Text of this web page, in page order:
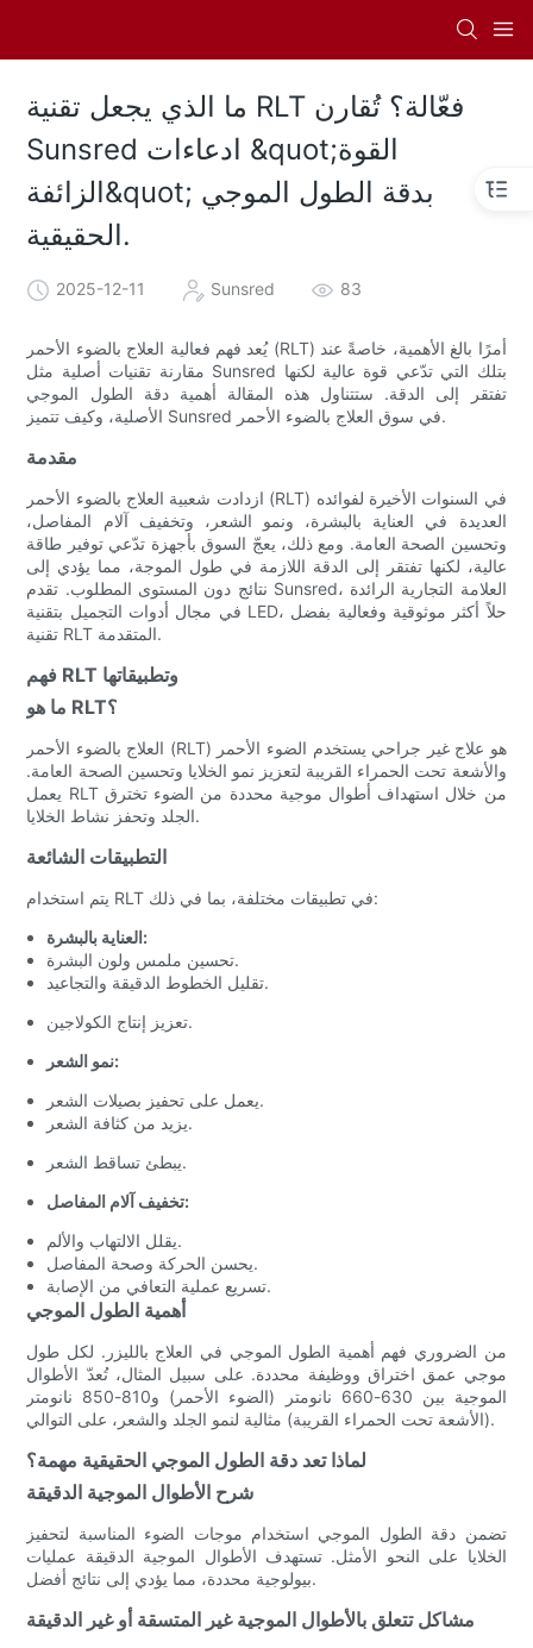
ما الذي يجعل تقنية RLT فعّالة؟ تُقارن
Sunsred ادعاءات &quot;القوة
الزائفة&quot; بدقة الطول الموجي
الحقيقية.
2025-12-11 Sunsred 83
يُعد فهم فعالية العلاج بالضوء الأحمر (RLT) أمرًا بالغ الأهمية، خاصةً عند
مقارنة تقنيات أصلية مثل Sunsred بتلك التي تدّعي قوة عالية لكنها
تفتقر إلى الدقة. ستتناول هذه المقالة أهمية دقة الطول الموجي
الأصلية، وكيف تتميز Sunsred في سوق العلاج بالضوء الأحمر.
مقدمة
ازدادت شعبية العلاج بالضوء الأحمر (RLT) في السنوات الأخيرة لفوائده
العديدة في العناية بالبشرة، ونمو الشعر، وتخفيف آلام المفاصل،
وتحسين الصحة العامة. ومع ذلك، يعجّ السوق بأجهزة تدّعي توفير طاقة
عالية، لكنها تفتقر إلى الدقة اللازمة في طول الموجة، مما يؤدي إلى
نتائج دون المستوى المطلوب. تقدم Sunsred، العلامة التجارية الرائدة
في مجال أدوات التجميل بتقنية LED، حلاً أكثر موثوقية وفعالية بفضل
تقنية RLT المتقدمة.
فهم RLT وتطبيقاتها
ما هو RLT؟
العلاج بالضوء الأحمر (RLT) هو علاج غير جراحي يستخدم الضوء الأحمر
والأشعة تحت الحمراء القريبة لتعزيز نمو الخلايا وتحسين الصحة العامة.
يعمل RLT من خلال استهداف أطوال موجية محددة من الضوء تخترق
الجلد وتحفز نشاط الخلايا.
التطبيقات الشائعة
يتم استخدام RLT في تطبيقات مختلفة، بما في ذلك:
العناية بالبشرة:
تحسين ملمس ولون البشرة.
تقليل الخطوط الدقيقة والتجاعيد.
تعزيز إنتاج الكولاجين.
نمو الشعر:
يعمل على تحفيز بصيلات الشعر.
يزيد من كثافة الشعر.
يبطئ تساقط الشعر.
تخفيف آلام المفاصل:
يقلل الالتهاب والألم.
يحسن الحركة وصحة المفاصل.
تسريع عملية التعافي من الإصابة.
أهمية الطول الموجي
من الضروري فهم أهمية الطول الموجي في العلاج بالليزر. لكل طول
موجي عمق اختراق ووظيفة محددة. على سبيل المثال، تُعدّ الأطوال
الموجية بين 630-660 نانومتر (الضوء الأحمر) و810-850 نانومتر
(الأشعة تحت الحمراء القريبة) مثالية لنمو الجلد والشعر، على التوالي.
لماذا تعد دقة الطول الموجي الحقيقية مهمة؟
شرح الأطوال الموجية الدقيقة
تضمن دقة الطول الموجي استخدام موجات الضوء المناسبة لتحفيز
الخلايا على النحو الأمثل. تستهدف الأطوال الموجية الدقيقة عمليات
بيولوجية محددة، مما يؤدي إلى نتائج أفضل.
مشاكل تتعلق بالأطوال الموجية غير المتسقة أو غير الدقيقة